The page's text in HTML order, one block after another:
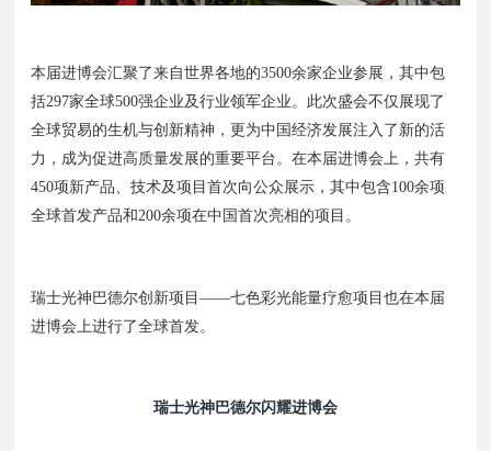
本届进博会汇聚了来自世界各地的3500余家企业参展，其中包
括297家全球500强企业及行业领军企业。此次盛会不仅展现了
全球贸易的生机与创新精神，更为中国经济发展注入了新的活
力，成为促进高质量发展的重要平台。在本届进博会上，共有
450项新产品、技术及项目首次向公众展示，其中包含100余项
全球首发产品和200余项在中国首次亮相的项目。
瑞士光神巴德尔创新项目——七色彩光能量疗愈项目也在本届
进博会上进行了全球首发。
瑞士光神巴德尔闪耀进博会